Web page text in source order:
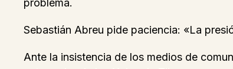
problema.
Sebastián Abreu pide paciencia: «La
Ante la insistencia de los medios de